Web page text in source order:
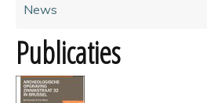
News
Publicaties